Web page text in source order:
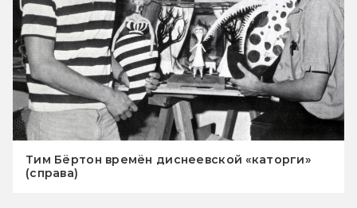
Тим Бёртон времён диснеевской «каторги»
(справа)